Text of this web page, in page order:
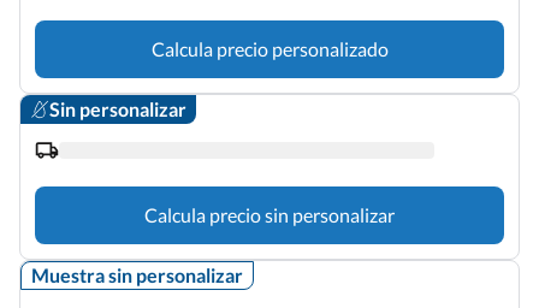
Calcula precio personalizado
Sin personalizar
Calcula precio sin personalizar
Muestra sin personalizar